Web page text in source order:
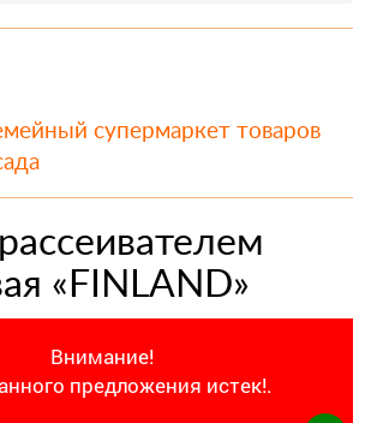
супермаркет товаров
«FINLAND»
Внимание!
предложения истек!.